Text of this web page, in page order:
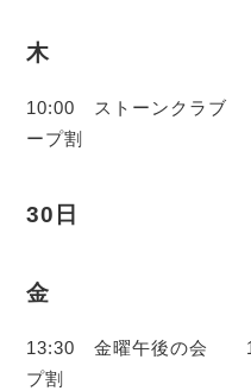
木
10:00 ストーンクラブ
ープ割
30日
金
13:30 金曜午後の会
プ割